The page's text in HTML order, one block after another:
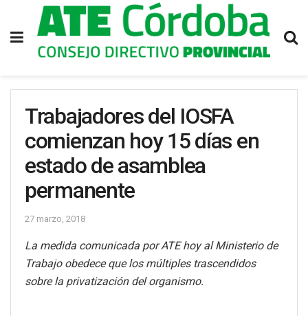
Trabajadores del IOSFA
comienzan hoy 15 días en
estado de asamblea
permanente
27 marzo, 2018
La medida comunicada por ATE hoy al Ministerio de
Trabajo obedece que los múltiples trascendidos
sobre la privatización del organismo.